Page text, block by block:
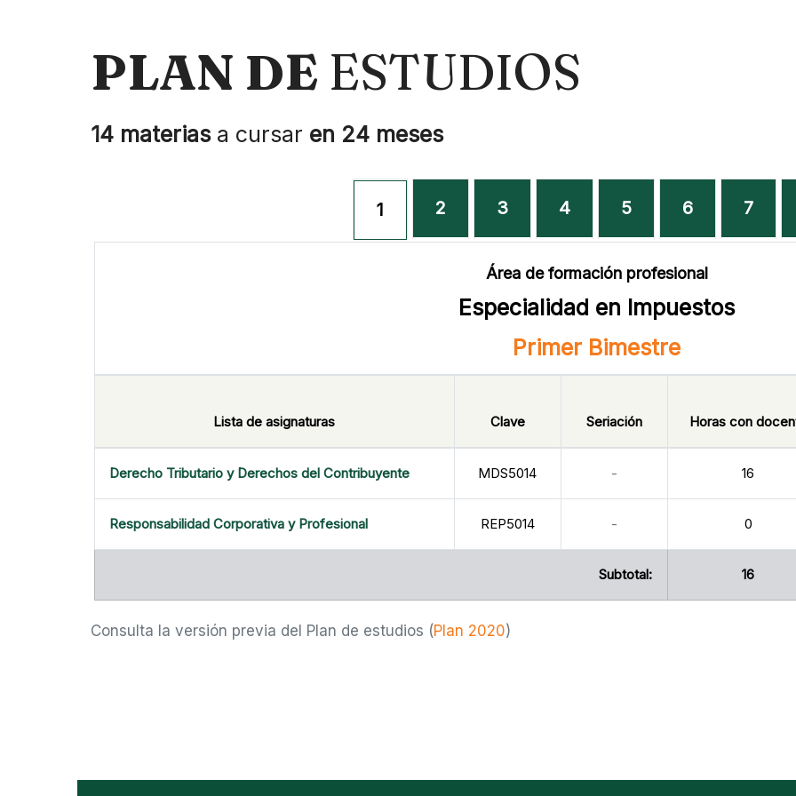
PLAN DE ESTUDIOS
14 materiasa cursar en 24 meses
1 2 3 4 5 6 7
Área de formación profesional
Especialidad en Impuestos
Primer Bimestre
Lista de asignaturas Clave Seriación Horas con
Derecho Tributario y Derechos del Contribuyente MDS5014 - 16
Responsabilidad Corporativa y Profesional REP5014 - 0
Subtotal: 16
Consulta la versión previa del Plan de estudios (Plan 2020)